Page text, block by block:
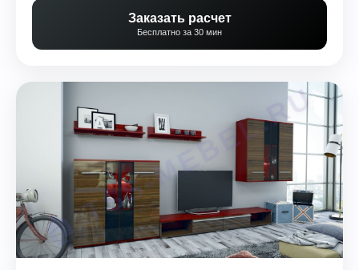
Заказать расчет
Бесплатно за 30 мин